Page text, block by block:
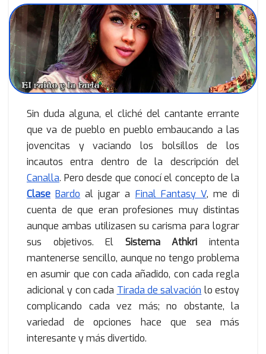
Sin duda alguna, el cliché del cantante errante
que va de pueblo en pueblo embaucando a las
jovencitas y vaciando los bolsillos de los
incautos entra dentro de la descripción del
Canalla. Pero desde que conocí el concepto de la
Clase Bardo al jugar a Final Fantasy V, me di
cuenta de que eran profesiones muy distintas
aunque ambas utilizasen su carisma para lograr
sus objetivos. El Sistema Athkri intenta
mantenerse sencillo, aunque no tengo problema
en asumir que con cada añadido, con cada regla
adicional y con cada Tirada de salvación lo estoy
complicando cada vez más; no obstante, la
variedad de opciones hace que sea más
interesante y más divertido.